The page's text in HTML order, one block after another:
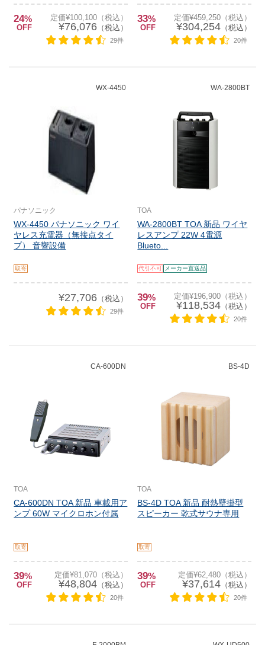
24%
OFF
定価¥100,100（税込）
¥76,076（税込）
29件
33%
OFF
定価¥459,250（税込）
¥304,254（税込）
20件
WX-4450
パナソニック
WX-4450 パナソニック ワイ
ヤレス充電器（無接点タイ
プ） 音響設備
取寄
¥27,706（税込）
29件
WA-2800BT
TOA
WA-2800BT TOA 新品 ワイヤ
レスアンプ 22W 4電源
Blueto...
代引不可 メーカー直送品
39%
OFF
定価¥196,900（税込）
¥118,534（税込）
20件
CA-600DN
TOA
CA-600DN TOA 新品 車載用ア
ンプ 60W マイクロホン付属
取寄
39%
OFF
定価¥81,070（税込）
¥48,804（税込）
20件
BS-4D
TOA
BS-4D TOA 新品 耐熱壁掛型
スピーカー 乾式サウナ専用
取寄
39%
OFF
定価¥62,480（税込）
¥37,614（税込）
20件